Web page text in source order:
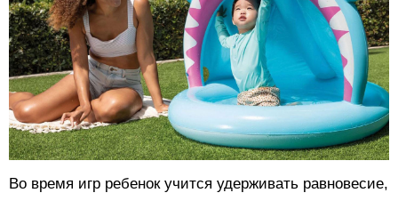
Во время игр ребенок учится удерживать равновесие,